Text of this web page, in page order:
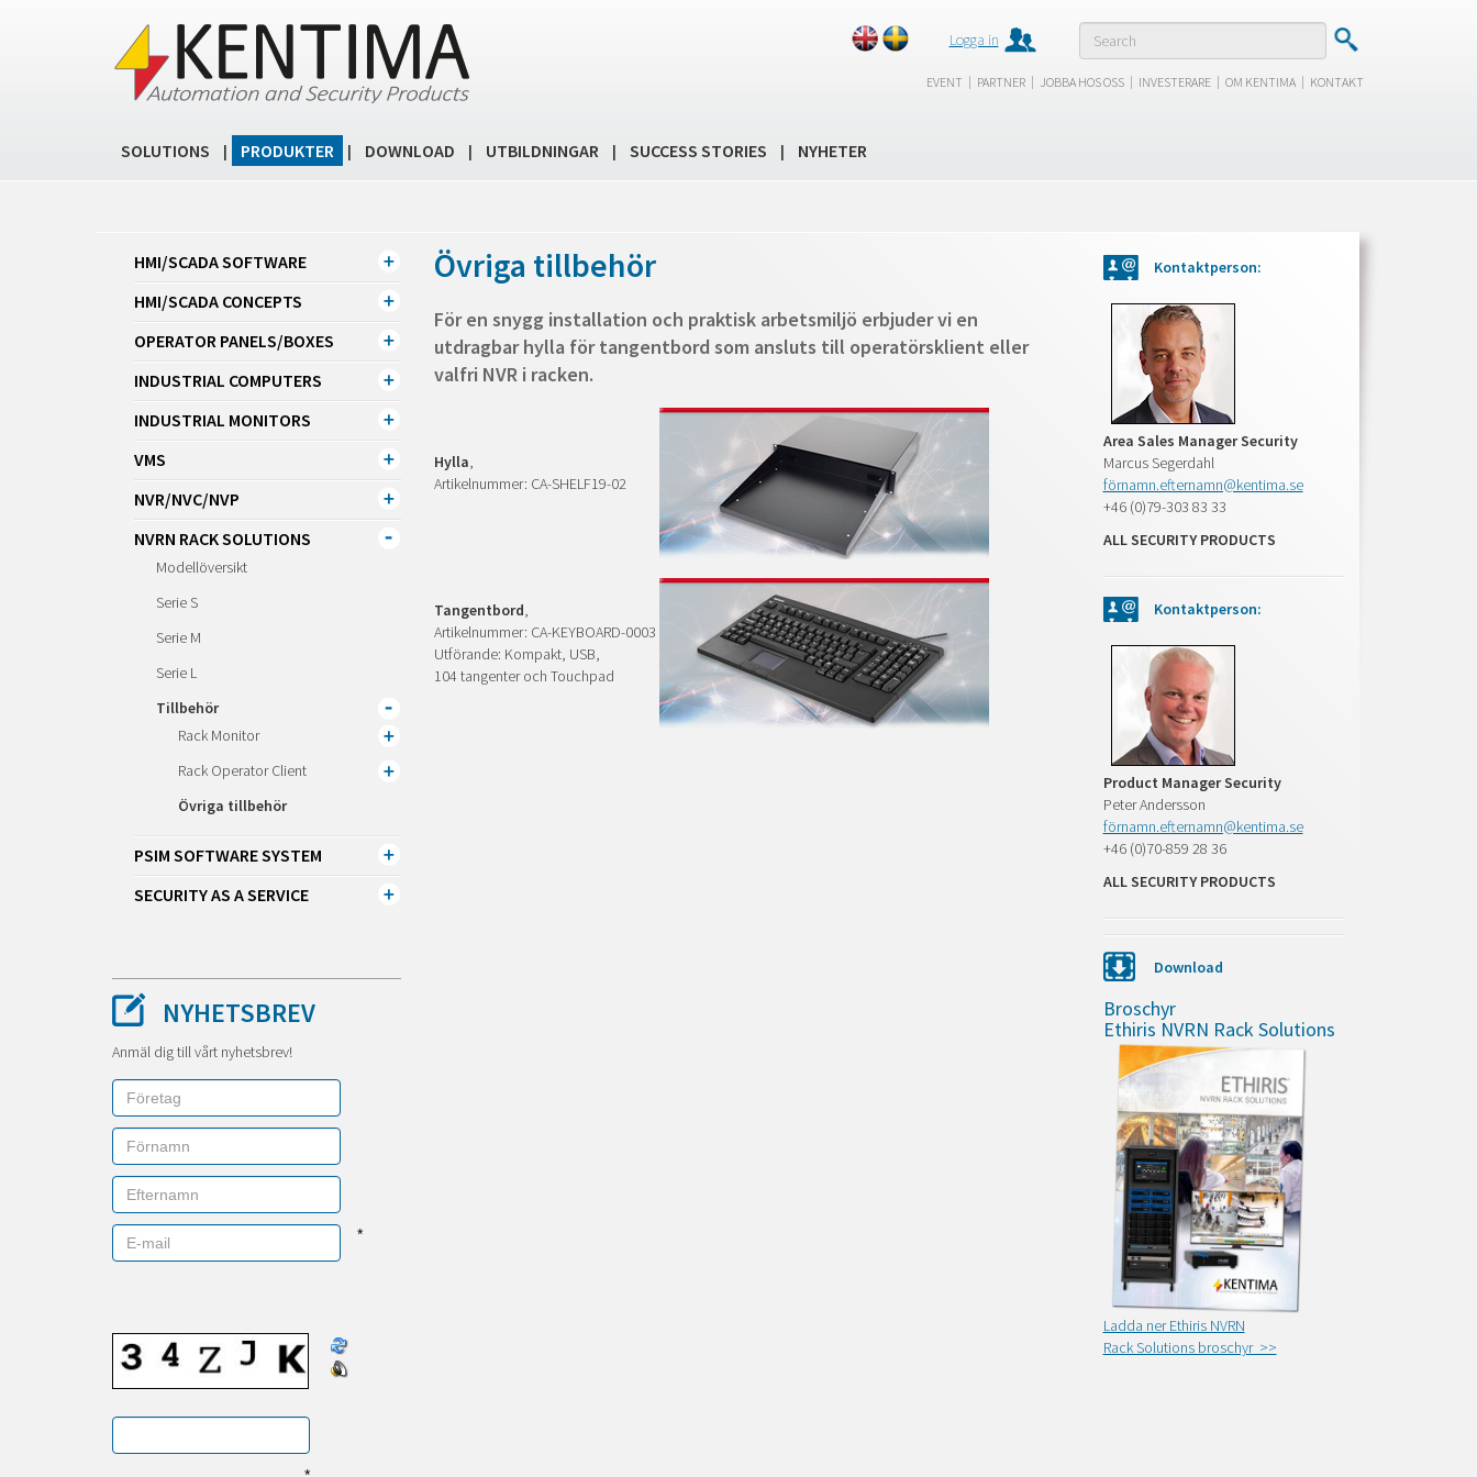
Logga in
EVENT | PARTNER | JOBBA HOS OSS | INVESTERARE | OM KENTIMA | KONTAKT
SOLUTIONS | PRODUKTER | DOWNLOAD | UTBILDNINGAR | SUCCESS STORIES | NYHETER
HMI/SCADA SOFTWARE
HMI/SCADA CONCEPTS
OPERATOR PANELS/BOXES
INDUSTRIAL COMPUTERS
INDUSTRIAL MONITORS
VMS
NVR/NVC/NVP
NVRN RACK SOLUTIONS
Modellöversikt
Serie S
Serie M
Serie L
Tillbehör
Rack Monitor
Rack Operator Client
Övriga tillbehör
PSIM SOFTWARE SYSTEM
SECURITY AS A SERVICE
NYHETSBREV
Anmäl dig till vårt nyhetsbrev!
*
Övriga tillbehör
För en snygg installation och praktisk arbetsmiljö erbjuder vi en
utdragbar hylla för tangentbord som ansluts till operatörsklient eller
valfri NVR i racken.
Hylla,
Artikelnummer: CA-SHELF19-02
Tangentbord,
Artikelnummer: CA-KEYBOARD-0003
Utförande: Kompakt, USB,
104 tangenter och Touchpad
Kontaktperson:
Area Sales Manager Security
Marcus Segerdahl
förnamn.efternamn@kentima.se
+46 (0)79-303 83 33
ALL SECURITY PRODUCTS
Kontaktperson:
Product Manager Security
Peter Andersson
förnamn.efternamn@kentima.se
+46 (0)70-859 28 36
ALL SECURITY PRODUCTS
Download
Broschyr
Ethiris NVRN Rack Solutions
Ladda ner Ethiris NVRN
Rack Solutions broschyr >>